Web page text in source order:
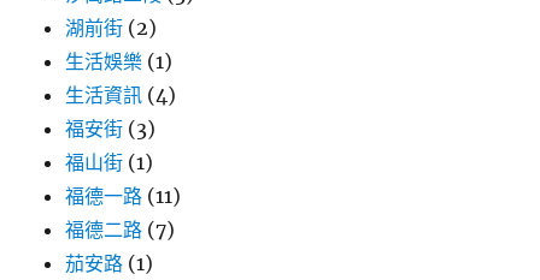
湖前街 (2)
生活娛樂 (1)
生活資訊 (4)
福安街 (3)
福山街 (1)
福德一路 (11)
福德二路 (7)
茄安路 (1)